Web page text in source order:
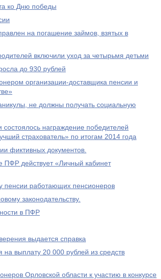
ко Дню победы
на погашение займов, взятых в
включили уход за четырьмя детьми
до 930 рублей
организации-доставщика пенсии и
не должны получать социальную
награждение победителей
страхователь» по итогам 2014 года
фиктивных документов.
действует «Личный кабинет
пенсии работающих пенсионеров
законодательству.
в ПФР
выдается справка
выплату 20 000 рублей из средств
Орловской области к участию в конкурсе